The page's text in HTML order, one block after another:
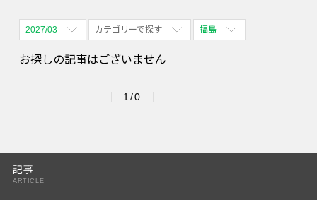
2027/03
全期間
2026/11
カテゴリーで探す
全て表示
福島
お探しの記事はございません
1/0
記事
ARTICLE